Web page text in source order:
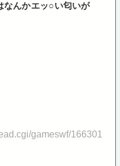
なんかエッ○い匂いが
gameswf/166301